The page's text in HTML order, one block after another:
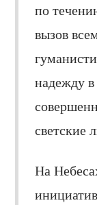
по
вызов
надежду
светские
На